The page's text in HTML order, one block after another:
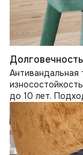
Долговечность
Антивандальная
до 10 лет.